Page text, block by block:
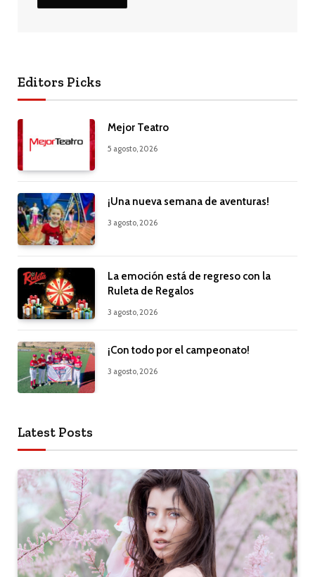
Editors Picks
Mejor Teatro
5 agosto, 2026
¡Una nueva semana de aventuras!
3 agosto, 2026
La emoción está de regreso con la
Ruleta de Regalos
3 agosto, 2026
¡Con todo por el campeonato!
3 agosto, 2026
Latest Posts